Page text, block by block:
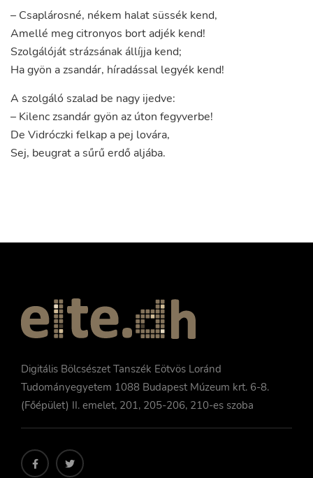
– Csaplárosné, nékem halatsüssék kend,
Amellé megcitronyos bort adjék kend!
Szolgálójátstrázsának állíjja kend;
Hagyön azsandár, híradással legyék kend!
A szolgáló szalad be nagy ijedve:
– Kilenczsandárgyön az úton fegyverbe!
De Vidróczki felkap a pej lovára,
Sej, beugrat asűrű erdő aljába.
Digitális Bölcsészet Tanszék Eötvös Loránd
Tudományegyetem 1088 Budapest Múzeum krt. 6-8.
(Főépület) II. emelet, 201, 205-206, 210-es szoba